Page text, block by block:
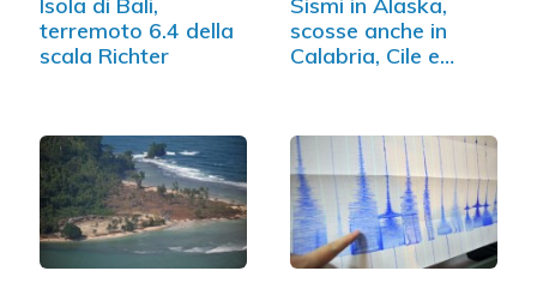
terremoto 6.4 della
scala Richter
scosse anche in
Calabria, Cile e